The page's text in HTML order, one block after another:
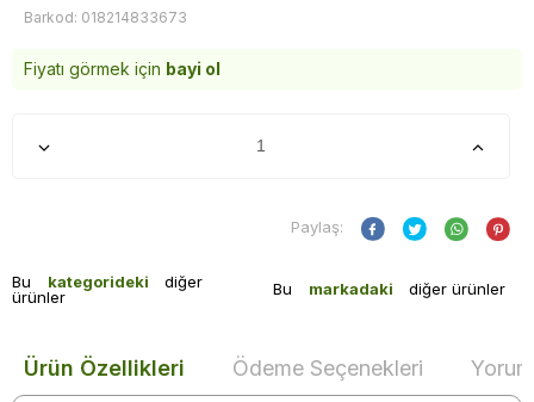
Barkod: 018214833673
Fiyatı görmek için bayi ol
Paylaş:
Bu kategorideki
diğer
ürünler
Bu markadaki diğer ürünler
Ürün Özellikleri Ödeme Seçenekleri